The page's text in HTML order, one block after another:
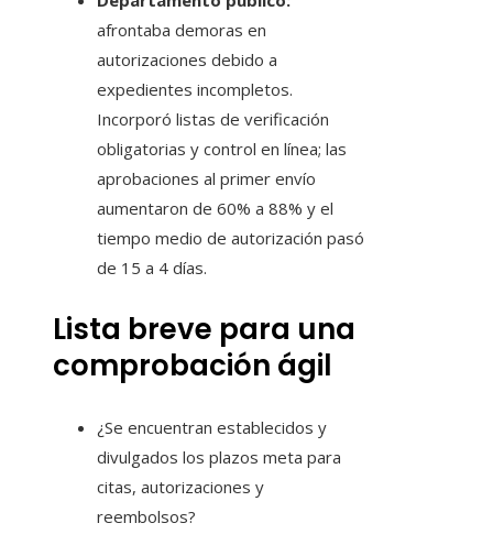
afrontaba demoras en
autorizaciones debido a
expedientes incompletos.
Incorporó listas de verificación
obligatorias y control en línea; las
aprobaciones al primer envío
aumentaron de 60% a 88% y el
tiempo medio de autorización pasó
de 15 a 4 días.
Lista breve para una
comprobación ágil
¿Se encuentran establecidos y
divulgados los plazos meta para
citas, autorizaciones y
reembolsos?